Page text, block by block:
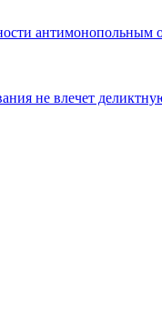
антимонопольным
не влечет